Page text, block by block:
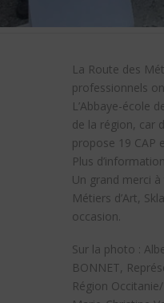
La Route des
professionnels
L’Abbaye-école
de la région, car
propose 19 CAP
Plus
Un grand merci
Métiers d’Art,
occasion.
Sur la photo :
BONNET,
Région